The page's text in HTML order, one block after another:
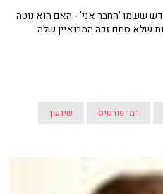
ששמו 'החבר אני' - האם הוא נוטה
שלא סתם זכה המרואיין שלה
רמי פורטיס שיגעון